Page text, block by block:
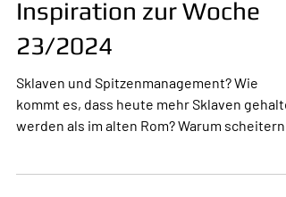
Inspiration zur Woche
23/2024
Sklaven und Spitzenmanagement? Wie
kommt es, dass heute mehr Sklaven
Firmen genau dann,...